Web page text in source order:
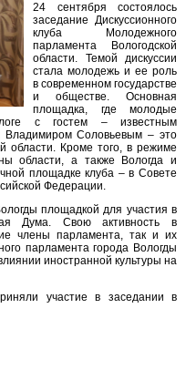
24 сентября состоялось
заседание Дискуссионного
клуба Молодежного
парламента Вологодской
области. Темой дискуссии
стала молодежь и ее роль
в современном государстве
и обществе. Основная
площадка, где молодые
с гостем – известным
Владимиром Соловьевым – это
области. Кроме того, в режиме
области, а также Вологда и
площадке клуба – в Совете
Федерации.
площадкой для участия в
Дума. Свою активность в
члены парламента, так и их
парламента города Вологды
иностранной культуры на
участие в заседании в